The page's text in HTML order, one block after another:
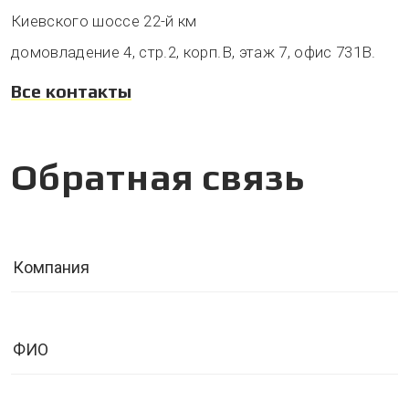
Киевского шоссе 22-й км
домовладение 4, стр.2, корп.В, этаж 7, офис 731В.
Все контакты
Обратная связь